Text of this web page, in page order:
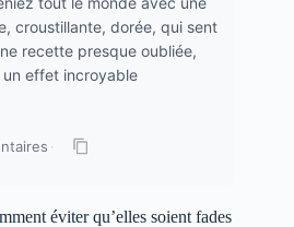
croustillante, dorée, qui sent
recette presque oubliée,
effet incroyable
·
éviter qu’elles soient fades